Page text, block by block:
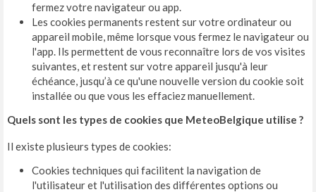
fermez votre navigateur ou app.
Les cookies permanents restent sur votre ordinateur ou
appareil mobile, même lorsque vous fermez le navigateur ou
l'app. Ils permettent de vous reconnaître lors de vos visites
suivantes, et restent sur votre appareil jusqu'à leur
échéance, jusqu’à ce qu'une nouvelle version du cookie soit
installée ou que vous les effaciez manuellement.
Quels sont les types de cookies que MeteoBelgique utilise ?
Il existe plusieurs types de cookies:
Cookies techniques qui facilitent la navigation de
l'utilisateur et l'utilisation des différentes options ou